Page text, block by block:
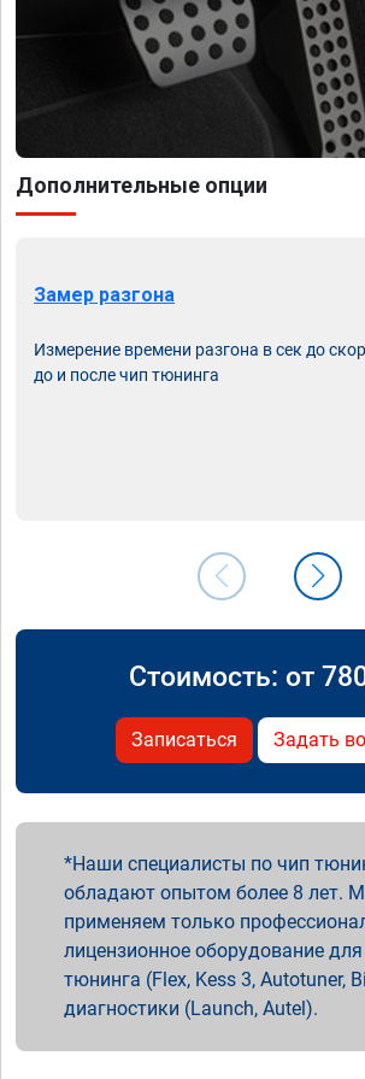
Дополнительные опции
Замер разгона
Измерение времени разгона в сек до
до и после чип тюнинга
Стоимость: от
Записаться Задать
Наши специалисты по чип
обладают опытом более 8 лет.
применяем только
лицензионное оборудование
тюнинга (Flex, Kess 3, Autotuner,
диагностики (Launch, Autel).